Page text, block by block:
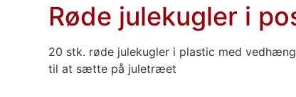
Røde julekugler i
20 stk. røde julekugler i plastic med
til at sætte på juletræet